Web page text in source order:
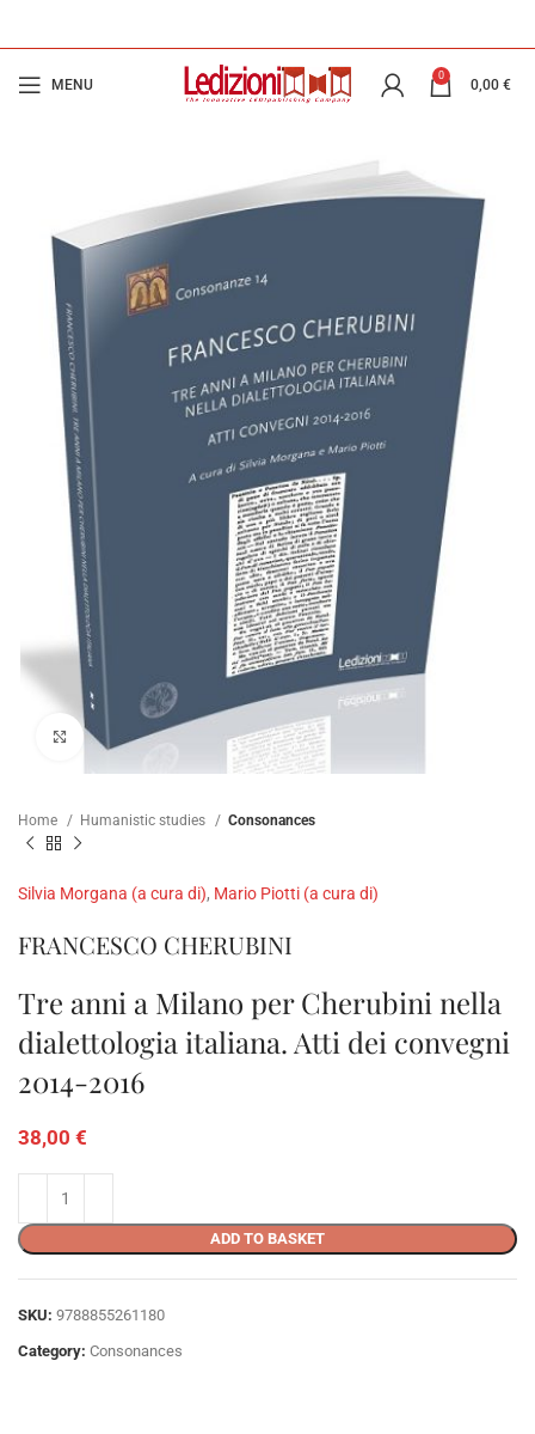
MENU
0
0,00 €
Click to enlarge
Home Humanistic studies Consonances
Silvia Morgana (a cura di), Mario Piotti (a cura di)
FRANCESCO CHERUBINI
Tre anni a Milano per Cherubini nella
dialettologia italiana. Atti dei convegni
2014-2016
38,00 €
ADD TO BASKET
SKU: 9788855261180
Category: Consonances